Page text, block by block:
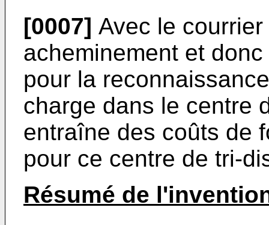
[0007] Avec le
acheminement et
pour la
charge dans le centre
entraîne des coûts de
pour ce centre de tri-
Résumé de